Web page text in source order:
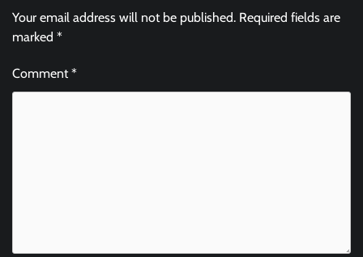
Your email address will not be published. Required fields are
marked *
Comment*